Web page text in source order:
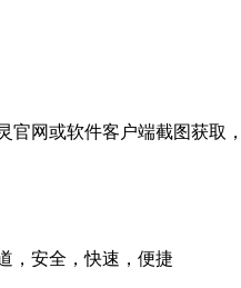
官网或软件客户端截图获取
，安全，快速，便捷